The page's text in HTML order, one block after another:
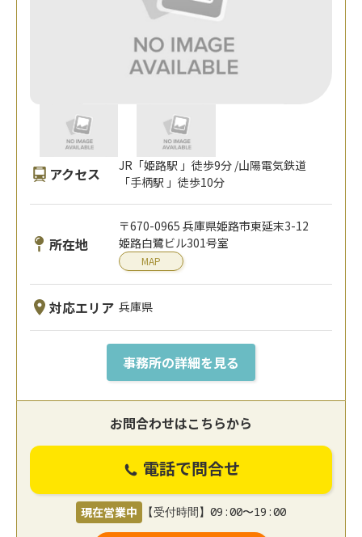
アクセス
JR「姫路駅 」徒歩9分 /山陽電気鉄道
「手柄駅 」徒歩10分
所在地
〒670-0965 兵庫県姫路市東延末3-12
姫路白鷺ビル301号室
MAP
対応エリア 兵庫県
事務所の詳細を見る
お問合わせはこちらから
電話で問合せ
現在営業中 【受付時間】09:00〜19:00